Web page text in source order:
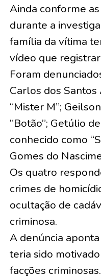
Ainda conforme
durante a
família da vítima
vídeo que
Foram
Carlos dos
“Mister M”;
“Botão”; Getúlio
conhecido como
Gomes do
Os quatro
crimes de
ocultação de
criminosa.
A denúncia
teria sido
facções criminosas.